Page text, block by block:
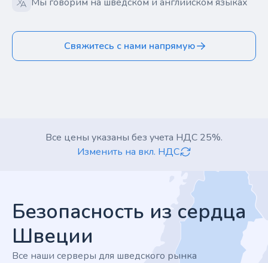
Свяжитесь с нами напрямую
Все цены указаны без учета НДС 25%.
Изменить на вкл. НДС
Безопасность из сердца
Швеции
Все наши серверы для шведского рынка